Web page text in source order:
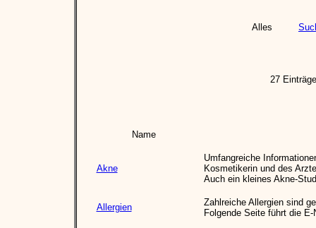
Alles
27
Name
Akne
Umfangreiche
Kosmetikerin und des
Auch ein kleines Akne-
Allergien
Zahlreiche Allergien sind
Folgende Seite führt die